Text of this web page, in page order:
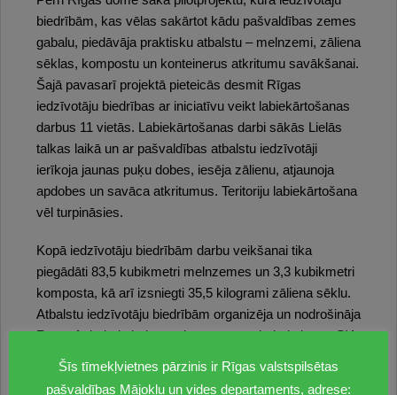
biedrībām, kas vēlas sakārtot kādu pašvaldības zemes
gabalu, piedāvāja praktisku atbalstu – melnzemi, zāliena
sēklas, kompostu un konteinerus atkritumu savākšanai.
Šajā pavasarī projektā pieteicās desmit Rīgas
iedzīvotāju biedrības ar iniciatīvu veikt labiekārtošanas
darbus 11 vietās. Labiekārtošanas darbi sākās Lielās
talkas laikā un ar pašvaldības atbalstu iedzīvotāji
ierīkoja jaunas puķu dobes, iesēja zālienu, atjaunoja
apdobes un savāca atkritumus. Teritoriju labiekārtošana
vēl turpināsies.
Kopā iedzīvotāju biedrībām darbu veikšanai tika
piegādāti 83,5 kubikmetri melnzemes un 3,3 kubikmetri
komposta, kā arī izsniegti 35,5 kilogrami zāliena sēklu.
Atbalstu iedzīvotāju biedrībām organizēja un nodrošināja
Rīgas Apkaimju iedzīvotāju centrs, sadarbojoties ar SIA
“Rīgas meži”. Savukārt iedzīvotāju biedrību savākto
atkritumu aizvešana tika organizēta Lielās talkas laikā,
Šīs tīmekļvietnes pārzinis ir Rīgas valstspilsētas
pašvaldības Mājokļu un vides departaments, adrese: